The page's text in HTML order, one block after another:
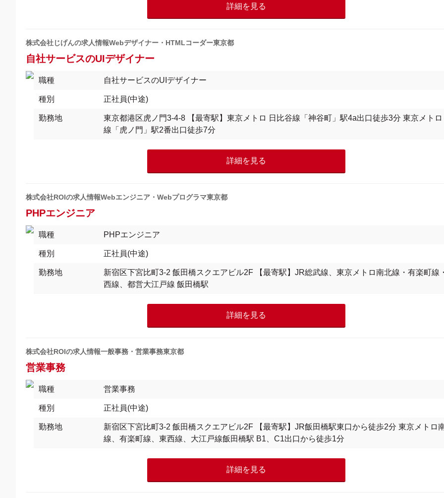
詳細を見る
株式会社じげんの求人情報Webデザイナー・HTMLコーダー東京都
自社サービスのUIデザイナー
職種 自社サービスのUIデザイナー
種別 正社員(中途)
勤務地
東京都港区虎ノ門3-4-8 【最寄駅】東京メトロ 日比谷線「神谷町」駅4a出口徒歩3分 東京メトロ
線「虎ノ門」駅2番出口徒歩7分
詳細を見る
株式会社ROIの求人情報Webエンジニア・Webプログラマ東京都
PHPエンジニア
職種 PHPエンジニア
種別 正社員(中途)
勤務地
新宿区下宮比町3-2 飯田橋スクエアビル2F 【最寄駅】JR総武線、東京メトロ南北線・有楽町線
西線、都営大江戸線 飯田橋駅
詳細を見る
株式会社ROIの求人情報一般事務・営業事務東京都
営業事務
職種 営業事務
種別 正社員(中途)
勤務地
新宿区下宮比町3-2 飯田橋スクエアビル2F 【最寄駅】JR飯田橋駅東口から徒歩2分 東京メトロ
線、有楽町線、東西線、大江戸線飯田橋駅 B1、C1出口から徒歩1分
詳細を見る